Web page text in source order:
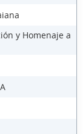
y Homenaje a